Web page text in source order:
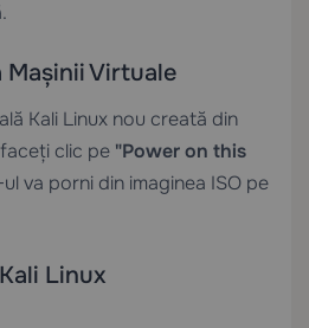
Mașinii Virtuale
Kali Linux nou creată din
clic pe "Power on this
ul va porni din imaginea ISO pe
Linux